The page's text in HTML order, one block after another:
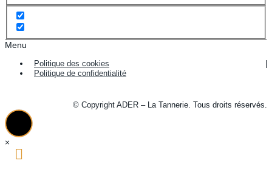
Menu
Politique des cookies
Politique de confidentialité
© Copyright ADER – La Tannerie. Tous droits réservés.
×